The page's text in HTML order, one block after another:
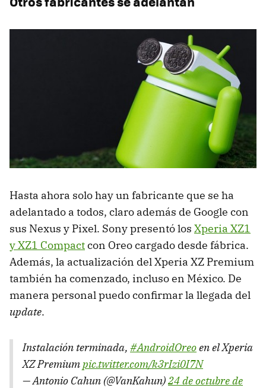
Hasta ahora solo hay un fabricante que se ha
adelantado a todos, claro además de Google con
sus Nexus y Pixel. Sony presentó los Xperia XZ1
y XZ1 Compactcon Oreo cargado desde fábrica.
Además, la actualización del Xperia XZ Premium
también ha comenzado, incluso en México. De
manera personal puedo confirmar la llegada del
update.
Instalación terminada, #AndroidOreoen el Xperia
XZ Premiumpic.twitter.com/k3rIzi0I7N
— Antonio Cahun (@VanKahun)24 de octubre de